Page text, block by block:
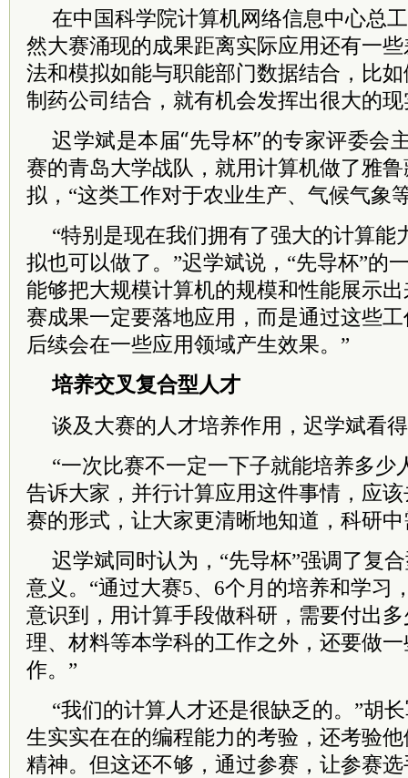
在中国科学院计算机网络信息中心总
然大赛涌现的成果距离实际应用还有一
法和模拟如能与职能部门数据结合，比
制药公司结合，就有机会发挥出很大的
迟学斌是本届“先导杯”的专家评委会
赛的青岛大学战队，就用计算机做了雅
拟，“这类工作对于农业生产、气候气象
“特别是现在我们拥有了强大的计算能
拟也可以做了。”迟学斌说，“先导杯”的
能够把大规模计算机的规模和性能展示
赛成果一定要落地应用，而是通过这些
后续会在一些应用领域产生效果。”
培养交叉复合型人才
谈及大赛的人才培养作用，迟学斌看
“一次比赛不一定一下子就能培养多少
告诉大家，并行计算应用这件事情，应
赛的形式，让大家更清晰地知道，科研
迟学斌同时认为，“先导杯”强调了复
意义。“通过大赛5、6个月的培养和学习
意识到，用计算手段做科研，需要付出
理、材料等本学科的工作之外，还要做
作。”
“我们的计算人才还是很缺乏的。”胡
生实实在在的编程能力的考验，还考验
精神。但这还不够，通过参赛，让参赛